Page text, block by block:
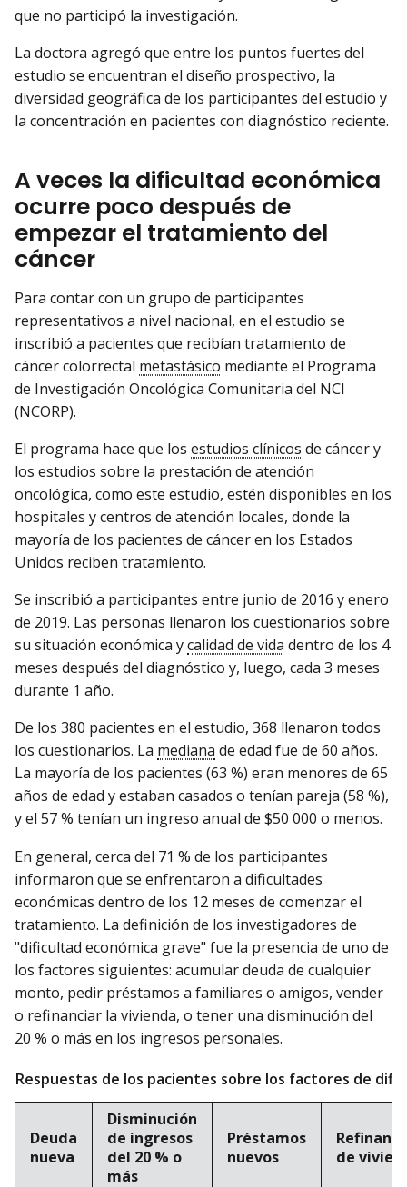
que no participó la investigación.
La doctora agregó que entre los puntos fuertes del
estudio se encuentran el diseño prospectivo, la
diversidad geográfica de los participantes del estudio y
la concentración en pacientes con diagnóstico reciente.
A veces la dificultad económica
ocurre poco después de
empezar el tratamiento del
cáncer
Para contar con un grupo de participantes
representativos a nivel nacional, en el estudio se
inscribió a pacientes que recibían tratamiento de
cáncer colorrectal metastásico mediante el Programa
de Investigación Oncológica Comunitaria del NCI
(NCORP).
El programa hace que los estudios clínicos de cáncer y
los estudios sobre la prestación de atención
oncológica, como este estudio, estén disponibles en los
hospitales y centros de atención locales, donde la
mayoría de los pacientes de cáncer en los Estados
Unidos reciben tratamiento.
Se inscribió a participantes entre junio de 2016 y enero
de 2019. Las personas llenaron los cuestionarios sobre
su situación económica ycalidad de vida dentro de los 4
meses después del diagnóstico y, luego, cada 3 meses
durante 1 año.
De los 380 pacientes en el estudio, 368 llenaron todos
los cuestionarios. La mediana de edad fue de 60 años.
La mayoría de los pacientes (63 %) eran menores de 65
años de edad y estaban casados o tenían pareja (58 %),
y el 57 % tenían un ingreso anual de $50 000 o menos.
En general, cerca del 71 % de los participantes
informaron que se enfrentaron a dificultades
económicas dentro de los 12 meses de comenzar el
tratamiento. La definición de los investigadores de
"dificultad económica grave" fue la presencia de uno de
los factores siguientes: acumular deuda de cualquier
monto, pedir préstamos a familiares o amigos, vender
o refinanciar la vivienda, o tener una disminución del
20 % o más en los ingresos personales.
Respuestas de los pacientes sobre los factores de
Deuda
nueva
Disminución
de ingresos
del 20 % o
más
Préstamos
nuevos
de